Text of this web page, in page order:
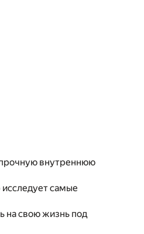
прочную внутреннюю
исследует самые
на свою жизнь под